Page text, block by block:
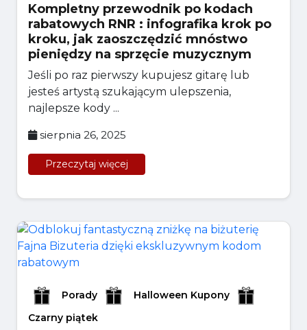
Kompletny przewodnik po kodach
rabatowych RNR : infografika krok po
kroku, jak zaoszczędzić mnóstwo
pieniędzy na sprzęcie muzycznym
Jeśli po raz pierwszy kupujesz gitarę lub
jesteś artystą szukającym ulepszenia,
najlepsze kody ...
sierpnia 26, 2025
Przeczytaj więcej
Porady
Halloween Kupony
Czarny piątek